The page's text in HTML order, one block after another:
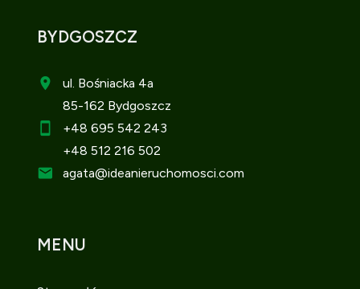
BYDGOSZCZ
ul. Bośniacka 4a
85-162 Bydgoszcz
+48 695 542 243
+48 512 216 502
agata@ideanieruchomosci.com
MENU